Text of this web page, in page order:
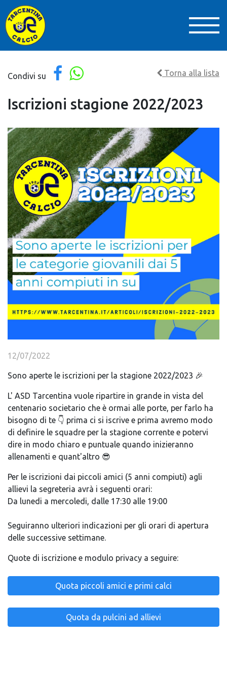
Condivi su Torna alla lista
Iscrizioni stagione 2022/2023
12/07/2022
Sono aperte le iscrizioni per la stagione 2022/2023 🎉
L' ASD Tarcentina vuole ripartire in grande in vista del
centenario societario che è ormai alle porte, per farlo ha
bisogno di te 👇 prima ci si iscrive e prima avremo modo
di definire le squadre per la stagione corrente e potervi
dire in modo chiaro e puntuale quando inizieranno
allenamenti e quant'altro 😎
Per le iscrizioni dai piccoli amici (5 anni compiuti) agli
allievi la segreteria avrà i seguenti orari:
Da lunedi a mercoledi, dalle 17:30 alle 19:00
Seguiranno ulteriori indicazioni per gli orari di apertura
delle successive settimane.
Quote di iscrizione e modulo privacy a seguire:
Quota piccoli amici e primi calci
Quota da pulcini ad allievi